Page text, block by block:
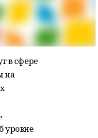
в сфере
на
уровне